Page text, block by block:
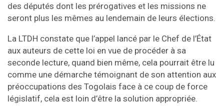
des députés dont les prérogatives et les missions ne
seront plus les mêmes au lendemain de leurs élections.
La LTDH constate que l’appel lancé par le Chef de l’État
aux auteurs de cette loi en vue de procéder à sa
seconde lecture, quand bien même, cela pourrait être lu
comme une démarche témoignant de son attention aux
préoccupations des Togolais face à ce coup de force
législatif, cela est loin d’être la solution appropriée.